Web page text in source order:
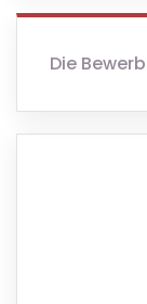
Die